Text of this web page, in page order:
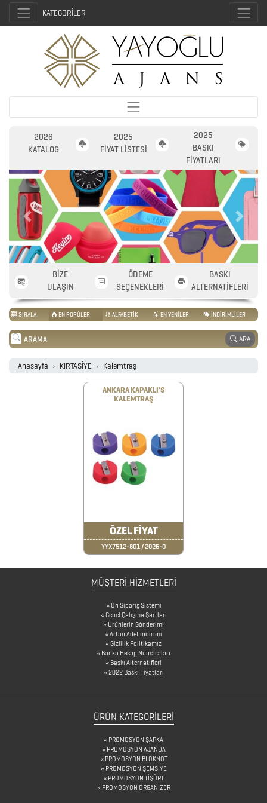
2026
PROMOSYON
AJANDA
2026
PROMOSYON
TAKVİM
ANAHTARLIK
KATEGORİLER
2026
KATALOG
2025
FİYAT LİSTESİ
2025
BASKI
FİYATLARI
Previous Next
BİZE
ULAŞIN
ÖDEME
SEÇENEKLERİ
BASKI
ALTERNATİFLERİ
SIRALA EN POPÜLER ALFABETİK EN YENİLER İNDİRİMLİLER
ARA
Anasayfa KIRTASİYE Kalemtraş
ANKARA KAPAKLI'S
KALEMTRAŞ
ÖZEL FİYAT
YYX7512-801 / 2026-0
MÜŞTERİ HİZMETLERİ
Ön Sipariş Sistemi
Genel Çalışma Şartları
Ürünlerin Gönderimi
Artan Adet indirimi
Gizlilik Politikamız
Banka Hesap Numaraları
Baskı Alternatifleri
2022 Baskı Fiyatları
ÜRÜN KATEGORILERI
PROMOSYON ŞAPKA
PROMOSYON AJANDA
PROMOSYON BLOKNOT
PROMOSYON ŞEMSİYE
PROMOSYON TİŞÖRT
PROMOSYON ORGANİZER